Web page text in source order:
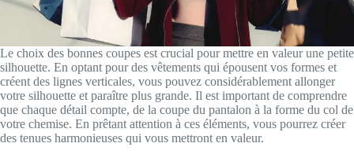
Le choix des bonnes coupes est crucial pour mettre en valeur une petite
silhouette. En optant pour des vêtements qui épousent vos formes et
créent des lignes verticales, vous pouvez considérablement allonger
votre silhouette et paraître plus grande. Il est important de comprendre
que chaque détail compte, de la coupe du pantalon à la forme du col de
votre chemise. En prêtant attention à ces éléments, vous pourrez créer
des tenues harmonieuses qui vous mettront en valeur.